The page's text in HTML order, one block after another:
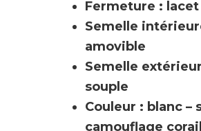
Fermeture :
Semelle
amovible
Semelle
souple
Couleur : blanc –
camouflage corail